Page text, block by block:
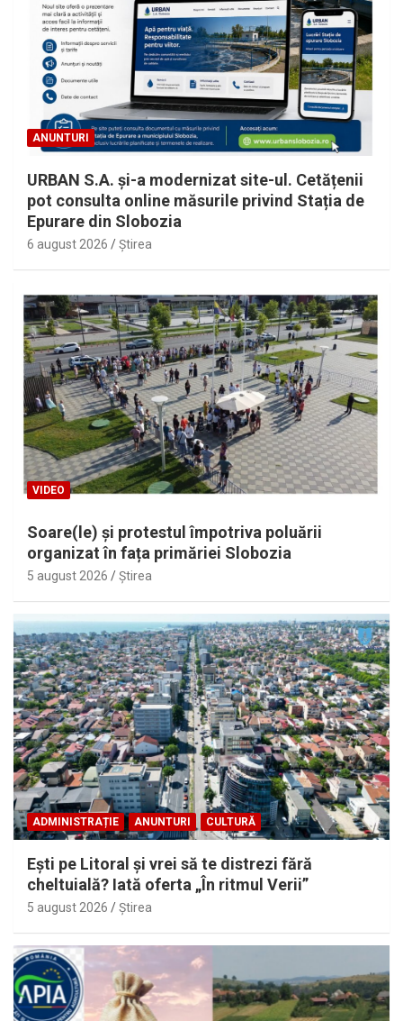
ANUNTURI
URBAN S.A. și-a modernizat site-ul. Cetățenii
pot consulta online măsurile privind Stația de
Epurare din Slobozia
6 august 2026 Ştirea
VIDEO
Soare(le) și protestul împotriva poluării
organizat în fața primăriei Slobozia
5 august 2026 Ştirea
ADMINISTRAȚIE ANUNTURI CULTURĂ
Eşti pe Litoral şi vrei să te distrezi fără
cheltuială? Iată oferta „În ritmul Verii”
5 august 2026 Ştirea